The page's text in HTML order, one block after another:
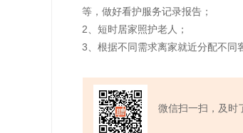
等，做好看护服务记录报告；
2、短时居家照护老人；
3、根据不同需求离家就近分配不同
微信扫一扫，及时